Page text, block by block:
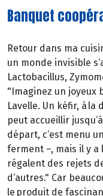
Banquet
Retour dans ma
un monde invisible
Lactobacillus,
"Imaginez un joyeux
Lavelle. Un kéfir, à
peut accueillir
départ, c‘est menu
ferment –, mais il y a
régalent des rejets
d‘autres." Car
le produit de